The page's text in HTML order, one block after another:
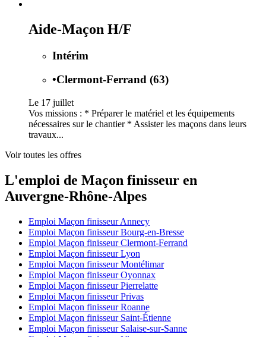
Aide-Maçon H/F
Intérim
•Clermont-Ferrand (63)
Le 17 juillet
Vos missions : * Préparer le matériel et les équipements
nécessaires sur le chantier * Assister les maçons dans leurs
travaux...
Voir toutes les offres
L'emploi de Maçon finisseur en
Auvergne-Rhône-Alpes
Emploi Maçon finisseur Annecy
Emploi Maçon finisseur Bourg-en-Bresse
Emploi Maçon finisseur Clermont-Ferrand
Emploi Maçon finisseur Lyon
Emploi Maçon finisseur Montélimar
Emploi Maçon finisseur Oyonnax
Emploi Maçon finisseur Pierrelatte
Emploi Maçon finisseur Privas
Emploi Maçon finisseur Roanne
Emploi Maçon finisseur Saint-Étienne
Emploi Maçon finisseur Salaise-sur-Sanne